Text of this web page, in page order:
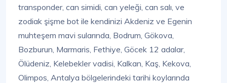
transponder, can simidi, can yeleği, can salı, ve
zodiak şişme bot ile kendinizi Akdeniz ve Egenin
muhteşem mavi sularında, Bodrum, Gökova,
Bozburun, Marmaris, Fethiye, Göcek 12 adalar,
Ölüdeniz, Kelebekler vadisi, Kalkan, Kaş, Kekova,
Olimpos, Antalya bölgelerindeki tarihi koylarında